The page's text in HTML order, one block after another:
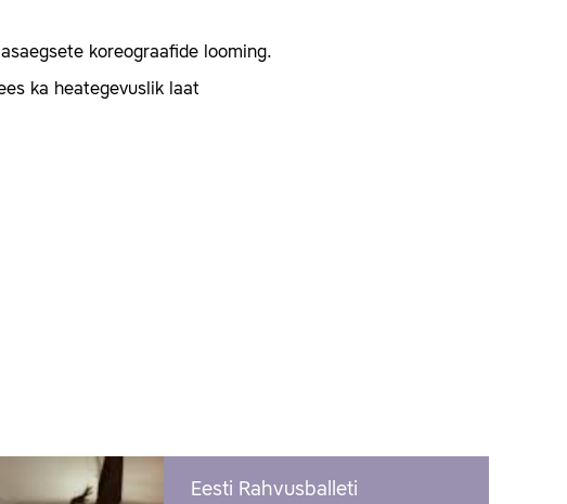
koreograafide looming.
ka heategevuslik laat
Eesti Rahvusballeti